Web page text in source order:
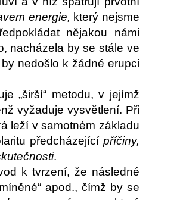
energie, který nejsme
nějakou námi
nacházela by se stále ve
nedošlo k žádné erupci
„širší“ metodu, v jejímž
vyžaduje vysvětlení. Při
leží v samotném základu
předcházející příčiny,
.
k tvrzení, že následné
apod., čímž by se